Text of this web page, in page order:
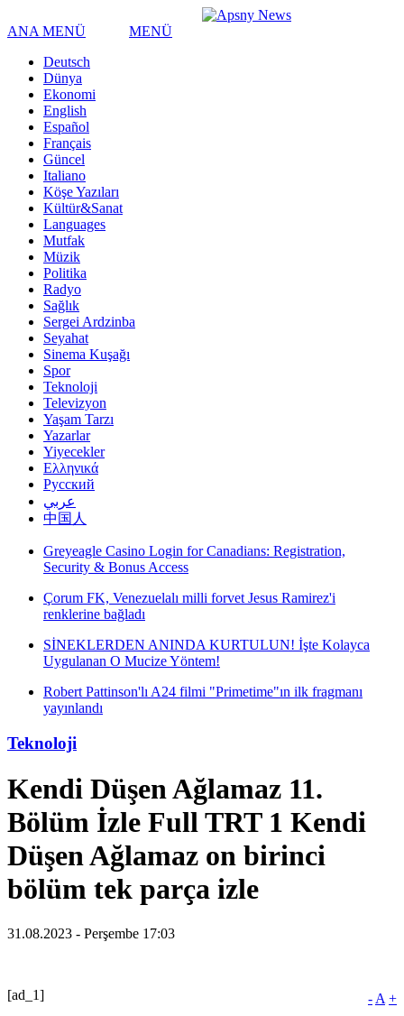
ANA MENÜ
MENÜ
Deutsch
Dünya
Ekonomi
English
Español
Français
Güncel
Italiano
Köşe Yazıları
Kültür&Sanat
Languages
Mutfak
Müzik
Politika
Radyo
Sağlık
Sergei Ardzinba
Seyahat
Sinema Kuşağı
Spor
Teknoloji
Televizyon
Yaşam Tarzı
Yazarlar
Yiyecekler
Ελληνικά
Русский
عربي
中国人
Greyeagle Casino Login for Canadians: Registration,
Security & Bonus Access
Çorum FK, Venezuelalı milli forvet Jesus Ramirez'i
renklerine bağladı
SİNEKLERDEN ANINDA KURTULUN! İşte Kolayca
Uygulanan O Mucize Yöntem!
Robert Pattinson'lı A24 filmi "Primetime"ın ilk fragmanı
yayınlandı
Teknoloji
Kendi Düşen Ağlamaz 11.
Bölüm İzle Full TRT 1 Kendi
Düşen Ağlamaz on birinci
bölüm tek parça izle
31.08.2023 - Perşembe 17:03
- A +
[ad_1]